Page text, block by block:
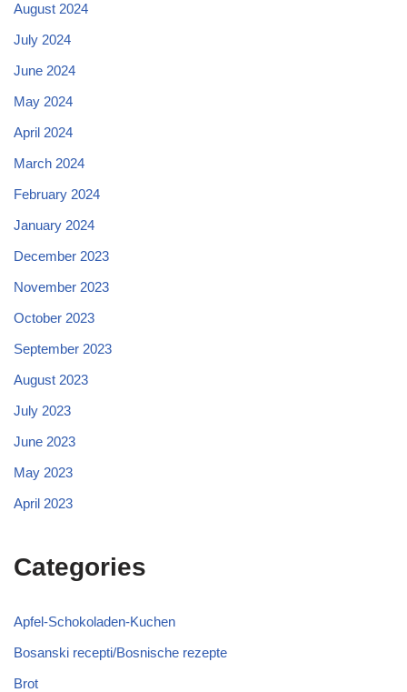
August 2024
July 2024
June 2024
May 2024
April 2024
March 2024
February 2024
January 2024
December 2023
November 2023
October 2023
September 2023
August 2023
July 2023
June 2023
May 2023
April 2023
Categories
Apfel-Schokoladen-Kuchen
Bosanski recepti/Bosnische rezepte
Brot